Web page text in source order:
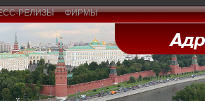
РЕЛИЗЫ ФИРМЫ